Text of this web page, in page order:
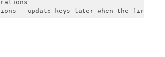
- update keys later when the first